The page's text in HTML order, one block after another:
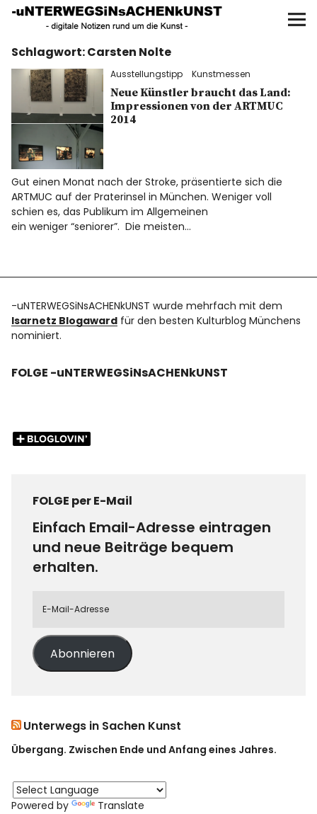
UNTERWEGS IN SACHEN
KUNST
Start
AKTUELLE AUSSTELLUNGEN
KUNSTSPAZIERGÄNGE
ÜBER
UNSER BUCH
f I P
Schlagwort:Carsten Nolte
Ausstellungstipp Kunstmessen
Neue Künstler braucht das Land:
Impressionen von der ARTMUC
2014
Gut einen Monat nach der Stroke, präsentierte sich die
ARTMUC auf der Praterinsel in München. Weniger voll
schien es, das Publikum im Allgemeinen
ein weniger “seniorer”. Die meisten…
-uNTERWEGSiNsACHENkUNST wurde mehrfach mit dem
Isarnetz Blogaward für den besten Kulturblog Münchens
nominiert.
FOLGE -uNTERWEGSiNsACHENkUNST
FOLGE per E-Mail
Einfach Email-Adresse eintragen
und neue Beiträge bequem
erhalten.
Abonnieren
Unterwegs in Sachen Kunst
Übergang. Zwischen Ende und Anfang eines Jahres.
Powered by Translate